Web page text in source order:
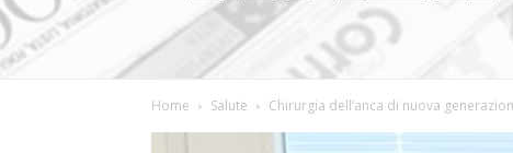
Home Salute Chirurgia dell’anca di nuova